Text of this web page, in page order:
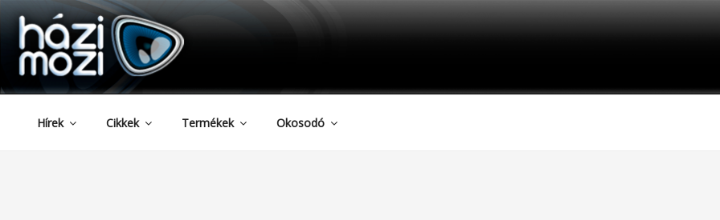
Tartalomhoz
HAZIMOZI
Hírek Cikkek Termékek Okosodó